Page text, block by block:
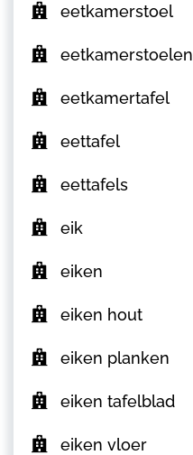
eetkamerstoel
eetkamerstoelen
eetkamertafel
eettafel
eettafels
eik
eiken
eiken hout
eiken planken
eiken tafelblad
eiken vloer